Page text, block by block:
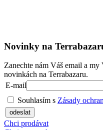
Novinky na
Zanechte nám Váš email a
novinkách na Terrabazaru.
E-mail
Souhlasím s Zásady
odeslat
Chci prodávat